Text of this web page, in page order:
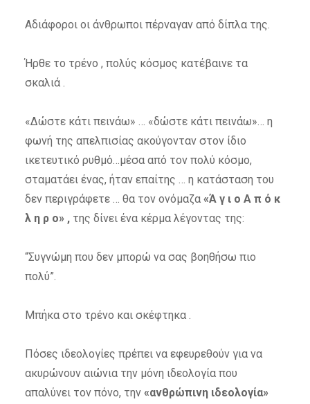
Αδιάφοροι οι άνθρωποι πέρναγαν από δίπλα της.
Ήρθε το τρένο , πολύς κόσμος κατέβαινε τα
σκαλιά .
«Δώστε κάτι πεινάω» … «δώστε κάτι πεινάω»… η
φωνή της απελπισίας ακούγονταν στον ίδιο
ικετευτικό ρυθμό…μέσα από τον πολύ κόσμο,
σταματάει ένας, ήταν επαίτης … η κατάσταση του
δεν περιγράφετε … θα τον ονόμαζα «Ά γ ι ο Α π ό κ
λ η ρ ο» ,της δίνει ένα κέρμα λέγοντας της:
“Συγνώμη που δεν μπορώ να σας βοηθήσω πιο
πολύ”.
Μπήκα στο τρένο και σκέφτηκα .
Πόσες ιδεολογίες πρέπει να εφευρεθούν για να
ακυρώνουν αιώνια την μόνη ιδεολογία που
απαλύνει τον πόνο, την «ανθρώπινη ιδεολογία»